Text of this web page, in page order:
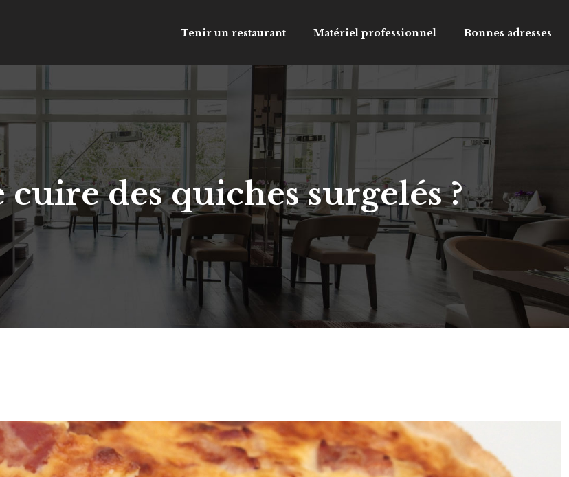
Tenir un restaurant Matériel professionnel Bonnes adresses
des quiches surgelés ?